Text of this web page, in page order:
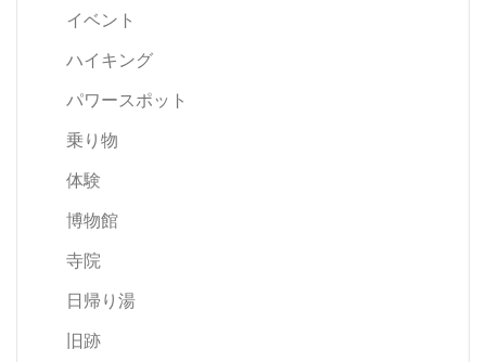
イベント
ハイキング
パワースポット
乗り物
体験
博物館
寺院
日帰り湯
旧跡